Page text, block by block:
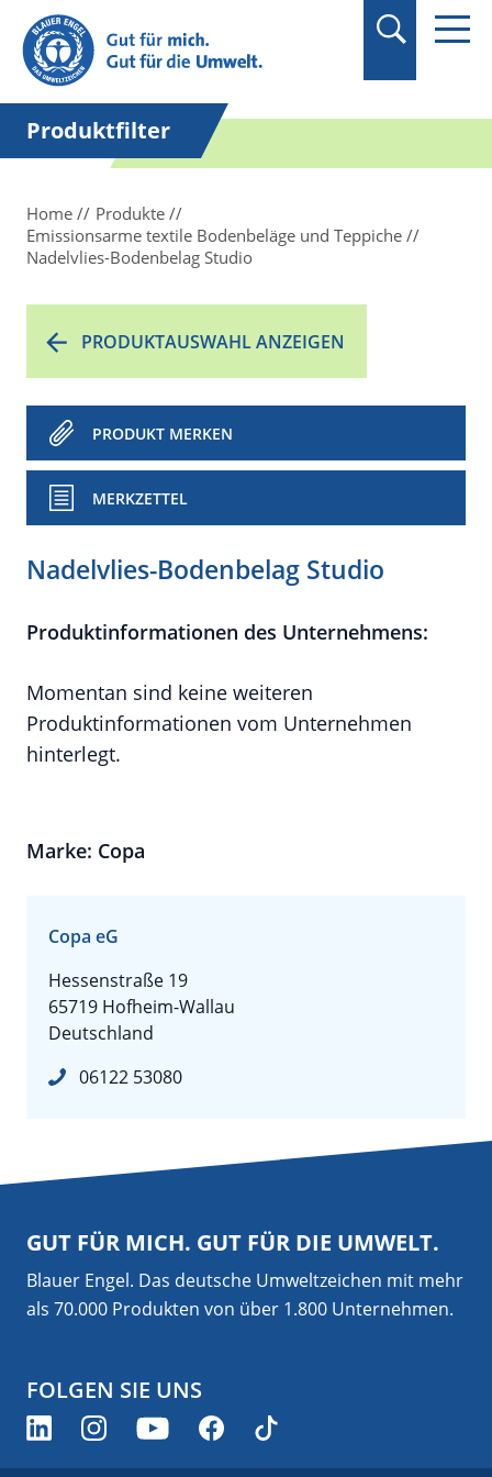
Suchbegriff in
Anführungszeichen
setzen.
Produktfilter
Home
Produkte
Emissionsarme textile Bodenbeläge und Teppiche
Nadelvlies-Bodenbelag Studio
PRODUKTAUSWAHL ANZEIGEN
PRODUKT MERKEN
MERKZETTEL
Nadelvlies-Bodenbelag Studio
Produktinformationen des Unternehmens:
Momentan sind keine weiteren
Produktinformationen vom Unternehmen
hinterlegt.
Marke: Copa
Copa eG
Hessenstraße 19
65719 Hofheim-Wallau
Deutschland
06122 53080
GUT FÜR MICH. GUT FÜR DIE UMWELT.
Blauer Engel. Das deutsche Umweltzeichen mit mehr
als 70.000 Produkten von über 1.800 Unternehmen.
FOLGEN SIE UNS